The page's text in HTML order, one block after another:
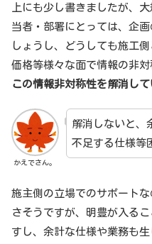
上にも少し書きましたが、
当者・部署にとっては、企
しょうし、どうしても施工
価格等様々な面で情報の非対
この情報非対称性を解消して
かえでさん。
解消しないと、
不足する仕様等
施主側の立場でのサポート
さそうですが、明豊が入る
すし、余計な仕様や業務も